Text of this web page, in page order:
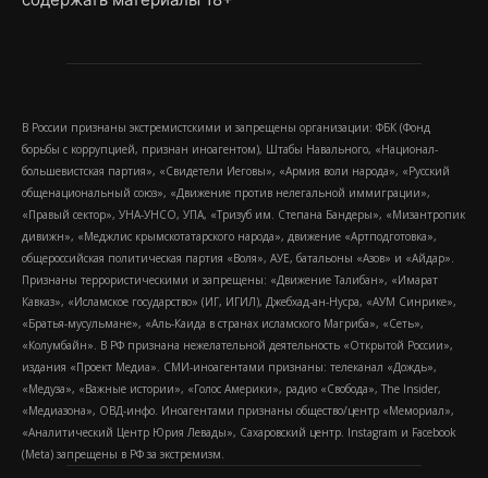
В России признаны экстремистскими и запрещены организации: ФБК (Фонд
борьбы с коррупцией, признан иноагентом), Штабы Навального, «Национал-
большевистская партия», «Свидетели Иеговы», «Армия воли народа», «Русский
общенациональный союз», «Движение против нелегальной иммиграции»,
«Правый сектор», УНА-УНСО, УПА, «Тризуб им. Степана Бандеры», «Мизантропик
дивижн», «Меджлис крымскотатарского народа», движение «Артподготовка»,
общероссийская политическая партия «Воля», АУЕ, батальоны «Азов» и «Айдар».
Признаны террористическими и запрещены: «Движение Талибан», «Имарат
Кавказ», «Исламское государство» (ИГ, ИГИЛ), Джебхад-ан-Нусра, «АУМ Синрике»,
«Братья-мусульмане», «Аль-Каида в странах исламского Магриба», «Сеть»,
«Колумбайн». В РФ признана нежелательной деятельность «Открытой России»,
издания «Проект Медиа». СМИ-иноагентами признаны: телеканал «Дождь»,
«Медуза», «Важные истории», «Голос Америки», радио «Свобода», The Insider,
«Медиазона», ОВД-инфо. Иноагентами признаны общество/центр «Мемориал»,
«Аналитический Центр Юрия Левады», Сахаровский центр. Instagram и Facebook
(Metа) запрещены в РФ за экстремизм.